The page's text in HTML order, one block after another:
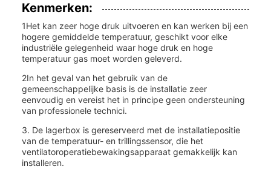
Kenmerken:
1Het kan zeer hoge druk uitvoeren en kan werken bij een
hogere gemiddelde temperatuur, geschikt voor elke
industriële gelegenheid waar hoge druk en hoge
temperatuur gas moet worden geleverd.
2In het geval van het gebruik van de
gemeenschappelijke basis is de installatie zeer
eenvoudig en vereist het in principe geen ondersteuning
van professionele technici.
3. De lagerbox is gereserveerd met de installatiepositie
van de temperatuur- en trillingssensor, die het
ventilatoroperatiebewakingsapparaat gemakkelijk kan
installeren.